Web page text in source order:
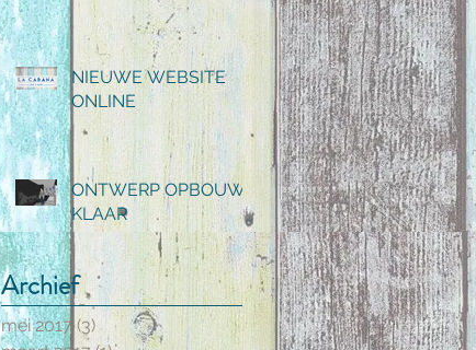
NIEUWE WEBSITE
ONLINE
ONTWERP OPBOUW
KLAAR
Archief
mei 2017 (3) 3 posts